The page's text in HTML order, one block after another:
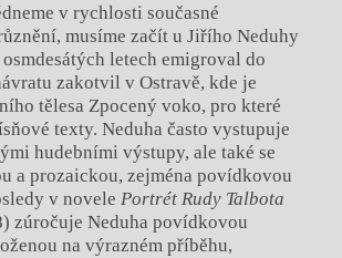
v rychlosti současné
musíme začít u Jiřího Neduhy
letech emigroval do
zakotvil v Ostravě, kde je
tělesa Zpocený voko, pro které
texty. Neduha často vystupuje
hudebními výstupy, ale také se
a prozaickou, zejména povídkovou
v novele Portrét Rudy Talbota
zúročuje Neduha povídkovou
na výrazném příběhu,